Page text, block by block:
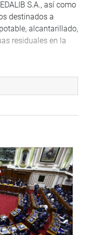
S.A., así como
destinados a
alcantarillado,
residuales en la
Sigrid Bazán Narro
de Porres, con
el proyecto
paralizado